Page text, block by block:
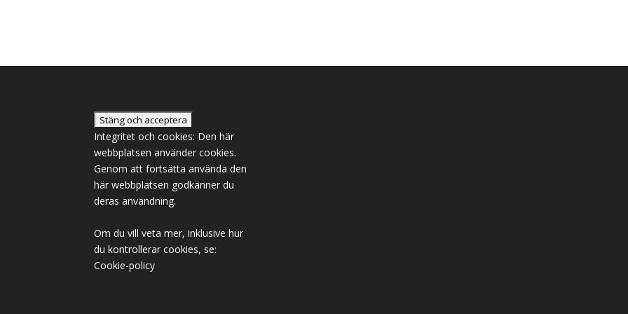
Integritet och cookies: Den här
webbplatsen använder cookies.
Genom att fortsätta använda den
här webbplatsen godkänner du
deras användning.
Om du vill veta mer, inklusive hur
du kontrollerar cookies, se:
Cookie-policy